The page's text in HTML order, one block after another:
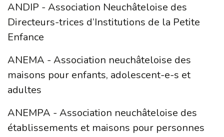
ANDIP - Association Neuchâteloise des
Directeurs-trices d’Institutions de la Petite
Enfance
ANEMA - Association neuchâteloise des
maisons pour enfants, adolescent-e-s et
adultes
ANEMPA - Association neuchâteloise des
établissements et maisons pour personnes